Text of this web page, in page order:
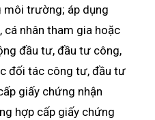
môi trường; áp dụng
nhân tham gia hoặc
đầu tư, đầu tư công,
đối tác công tư, đầu tư
giấy chứng nhận
hợp cấp giấy chứng